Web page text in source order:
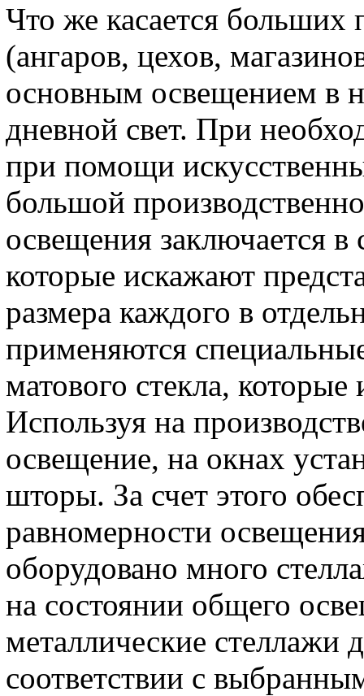
Что же касается
(ангаров, цехов,
основным освещением в
дневной свет. При
при помощи
большой
освещения заключается в
которые искажают
размера каждого в
применяются
матового стекла,
Используя на
освещение, на окнах
шторы. За счет этого
равномерности
оборудовано много
на состоянии общего
металлические стеллажи
соответствии с